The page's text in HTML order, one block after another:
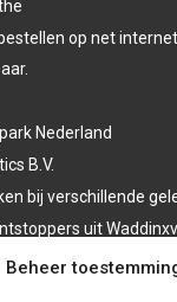
Beheer
op net
Nederland
B.V.
bij verschillende
uit